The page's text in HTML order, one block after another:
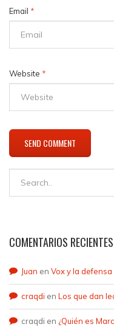
Email *
Website *
COMENTARIOS RECIENTES
Juan en Vox y la
craqdi en Los que dan
craqdi en ¿Quién es